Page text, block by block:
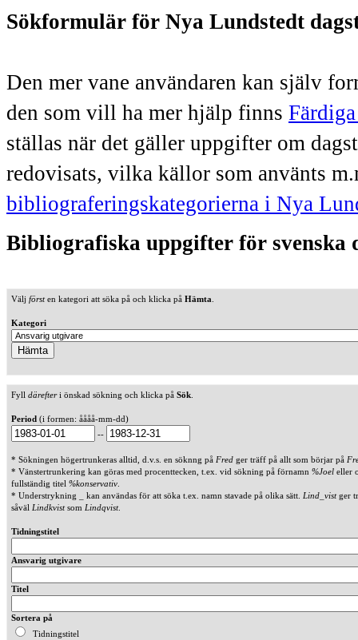
Sökformulär för Nya Lundstedt
Den mer vane användaren kan själv
den som vill ha mer hjälp finns
ställas när det gäller uppgifter om
redovisats, vilka källor som använts
bibliograferingskategorierna i Nya
Bibliografiska uppgifter för svenska
Välj försten kategori att söka på och klicka på Hämta
Kategori
Fyll därefteri önskad sökning och klicka på Sök
Period (i formen: åååå-mm-dd)
--
* Sökningen högertrunkeras alltid, d.v.s. en söknng på Fred ger träff på allt som börjar på
* Vänstertrunkering kan göras med procenttecken, t.ex. vid sökning på förnamn %Joel eller
fullständig titel %konservativ
* Understrykning _ kan användas för att söka t.ex. namn stavade på olika sätt. Lind_vistger
såväl Lindkvistsom Lindqvist.
Tidningstitel
Ansvarig utgivare
Titel
Sortera på
Tidningstitel